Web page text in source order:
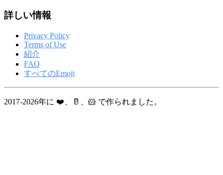
詳しい情報
Privacy Policy
Terms of Use
紹介
FAQ
すべてのEmoji
2017-2026年に ❤️、🥛、🐹 で作られました。